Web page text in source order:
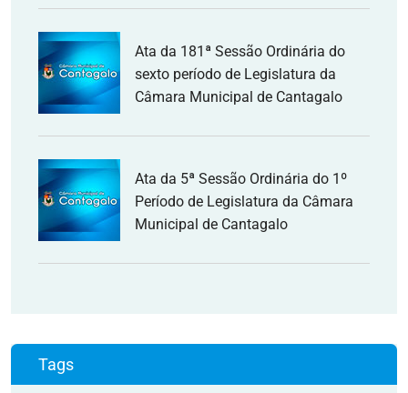
Ata da 181ª Sessão Ordinária do
sexto período de Legislatura da
Câmara Municipal de Cantagalo
Ata da 5ª Sessão Ordinária do 1º
Período de Legislatura da Câmara
Municipal de Cantagalo
Tags